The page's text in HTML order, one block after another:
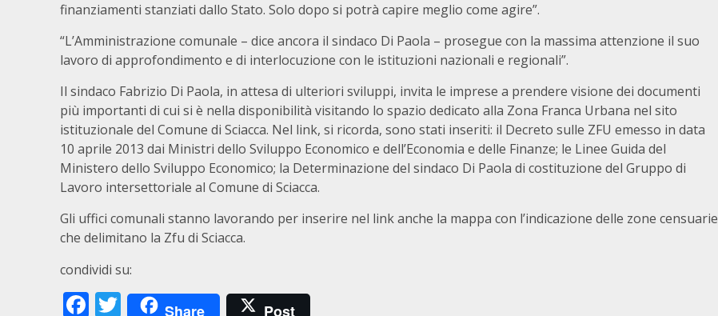
finanziamenti stanziati dallo Stato. Solo dopo si potrà capire meglio come agire”.
“L’Amministrazione comunale – dice ancora il sindaco Di Paola – prosegue con la massima attenzione il suo
lavoro di approfondimento e di interlocuzione con le istituzioni nazionali e regionali”.
Il sindaco Fabrizio Di Paola, in attesa di ulteriori sviluppi, invita le imprese a prendere visione dei documenti
più importanti di cui si è nella disponibilità visitando lo spazio dedicato alla Zona Franca Urbana nel sito
istituzionale del Comune di Sciacca. Nel link, si ricorda, sono stati inseriti: il Decreto sulle ZFU emesso in data
10 aprile 2013 dai Ministri dello Sviluppo Economico e dell’Economia e delle Finanze; le Linee Guida del
Ministero dello Sviluppo Economico; la Determinazione del sindaco Di Paola di costituzione del Gruppo di
Lavoro intersettoriale al Comune di Sciacca.
Gli uffici comunali stanno lavorando per inserire nel link anche la mappa con l’indicazione delle zone censuarie
che delimitano la Zfu di Sciacca.
condividi su:
Facebook
Twitter
Share Post